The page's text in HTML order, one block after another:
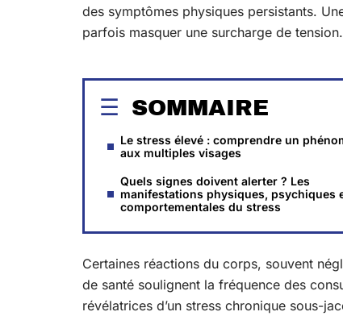
des symptômes physiques persistants.
parfois masquer une surcharge de tension.
SOMMAIRE
Le stress élevé : comprendre un
aux multiples visages
Quels signes doivent alerter ? Les
manifestations physiques, psychiques
comportementales du stress
Certaines réactions du corps, souvent
de santé soulignent la fréquence des
révélatrices d’un stress chronique sous-